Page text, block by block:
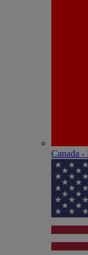
Canada -